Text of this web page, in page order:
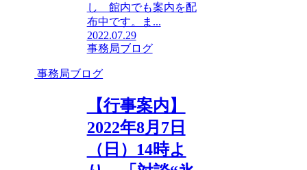
し 館内でも案内を配
布中です。ま...
2022.07.29
事務局ブログ
事務局ブログ
【行事案内】
2022年8月7日
（日）14時よ